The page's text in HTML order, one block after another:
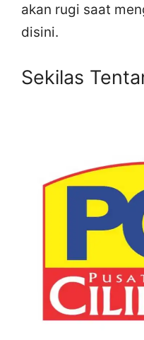
akan rugi saat
disini.
Sekilas